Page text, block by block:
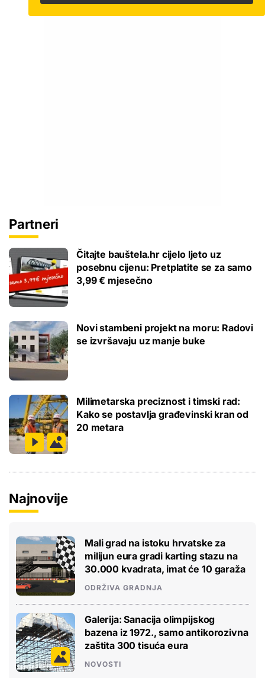
Partneri
Čitajte bauštela.hr cijelo ljeto uz
posebnu cijenu: Pretplatite se za samo
3,99 € mjesečno
Novi stambeni projekt na moru: Radovi
se izvršavaju uz manje buke
Milimetarska preciznost i timski rad:
Kako se postavlja građevinski kran od
20 metara
Najnovije
Mali grad na istoku hrvatske za
milijun eura gradi karting stazu na
30.000 kvadrata, imat će 10 garaža
ODRŽIVA GRADNJA
Galerija: Sanacija olimpijskog
bazena iz 1972., samo antikorozivna
zaštita 300 tisuća eura
NOVOSTI